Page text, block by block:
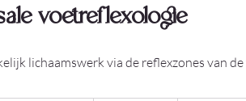
voetreflexologie
lichaamswerk via de reflexzones van